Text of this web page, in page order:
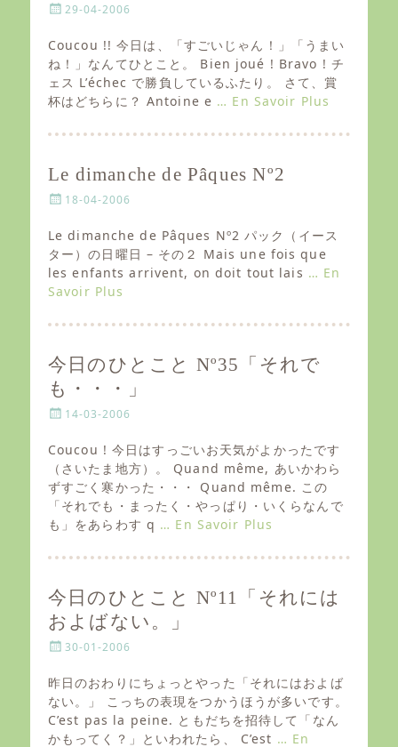
P
s
t
e
d
o
29-04-2006
Coucou !! 今日は、「すごいじゃん！」「うまい
ね！」なんてひとこと。 Bien joué ! Bravo ! チ
ェス L’échec で勝負しているふたり。 さて、賞
杯はどちらに？ Antoine e … En Savoir Plus
Le dimanche de Pâques Nº2
P
s
e
d
o
18-04-2006
Le dimanche de Pâques Nº2 パック（イース
ター）の日曜日 – その２ Mais une fois que
les enfants arrivent, on doit tout lais … En
Savoir Plus
今日のひとこと Nº35「それで
も・・・」
P
s
d
n
14-03-2006
Coucou ! 今日はすっごいお天気がよかったです
（さいたま地方）。 Quand même, あいかわら
ずすごく寒かった・・・ Quand même. この
「それでも・まったく・やっぱり・いくらなんで
も」をあらわす q … En Savoir Plus
今日のひとこと Nº11「それには
およばない。」
P
s
t
e
d
o
30-01-2006
昨日のおわりにちょっとやった「それにはおよば
ない。」 こっちの表現をつかうほうが多いです。
C’est pas la peine. ともだちを招待して「なん
かもってく？」といわれたら、 C’est … En